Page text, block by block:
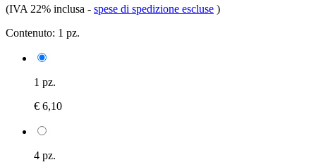
(IVA 22% inclusa - spese di spedizione escluse )
Contenuto: 1 pz.
1 pz.
€ 6,10
4 pz.